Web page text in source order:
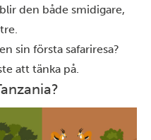
den både smidigare,
sin första safariresa?
att tänka på.